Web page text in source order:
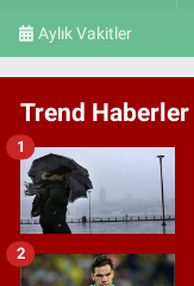
Aylık Vakitler
Trend Haberler
1
2